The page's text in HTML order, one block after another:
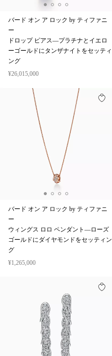
バード オン ア ロック by ティファニ
ー
ドロップ ピアス—プラチナとイエロ
ーゴールドにタンザナイトをセッティ
ング
¥26,015,000
バード オン ア ロック by ティファニ
ー
ウィングス ロロ ペンダント—ローズ
ゴールドにダイヤモンドをセッティン
グ
¥1,265,000